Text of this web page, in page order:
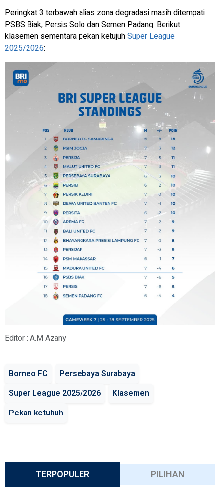
Peringkat 3 terbawah alias zona degradasi masih ditempati
PSBS Biak, Persis Solo dan Semen Padang. Berikut
klasemen sementara pekan ketujuhSuper League
2025/2026:
Editor : A.M Azany
Borneo FC
Persebaya Surabaya
Super League 2025/2026
Klasemen
Pekan ketuhuh
TERPOPULER PILIHAN